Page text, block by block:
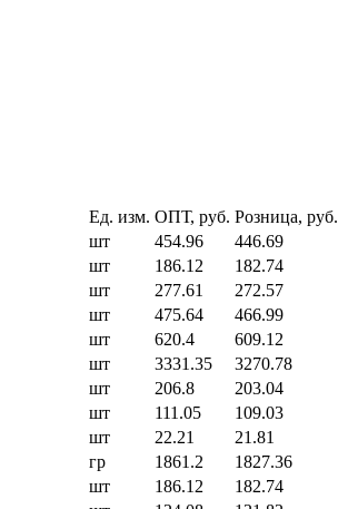
Ед. изм. ОПТ, руб. Розница, руб.
шт 454.96
446.69
шт 186.12
182.74
шт 277.61
272.57
шт 475.64
466.99
шт 620.4
609.12
шт 3331.35
3270.78
шт 206.8
203.04
шт 111.05
109.03
шт 22.21
21.81
гр 1861.2
1827.36
шт 186.12
182.74